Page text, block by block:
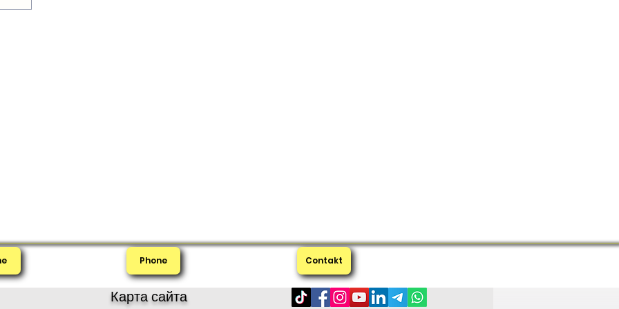
Phone Contakt
Карта сайта